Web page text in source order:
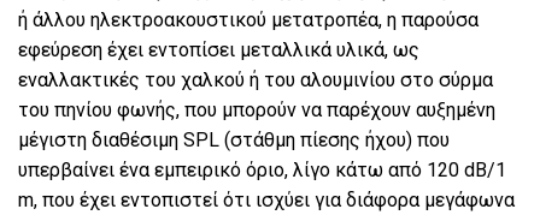
ή άλλου ηλεκτροακουστικού μετατροπέα, η παρούσα
εφεύρεση έχει εντοπίσει μεταλλικά υλικά, ως
εναλλακτικές του χαλκού ή του αλουμινίου στο σύρμα
του πηνίου φωνής, που μπορούν να παρέχουν αυξημένη
μέγιστη διαθέσιμη SPL (στάθμη πίεσης ήχου) που
υπερβαίνει ένα εμπειρικό όριο, λίγο κάτω από 120 dB/1
m, που έχει εντοπιστεί ότι ισχύει για διάφορα μεγάφωνα